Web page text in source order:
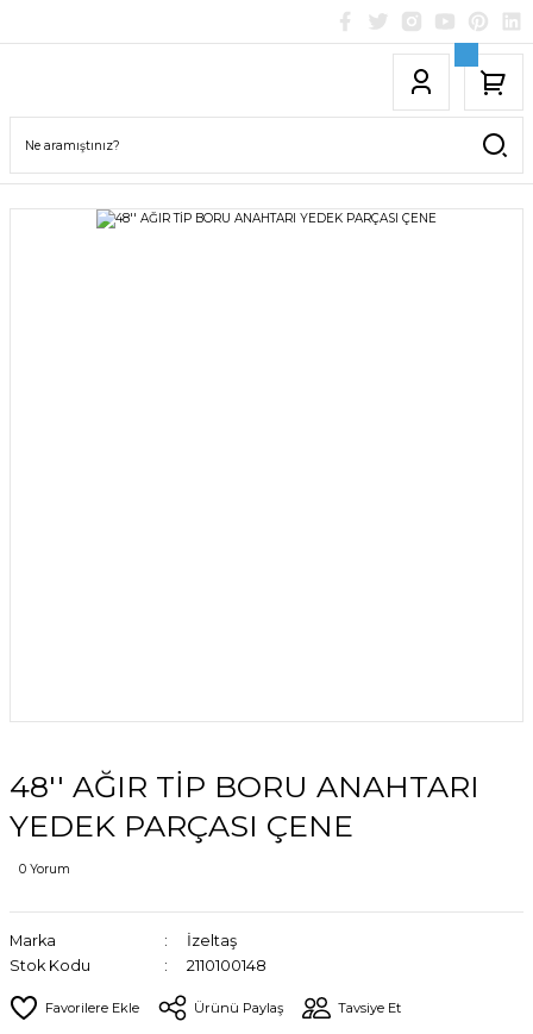
48'' AĞIR TİP BORU ANAHTARI
YEDEK PARÇASI ÇENE
0 Yorum
Marka
İzeltaş
Stok Kodu
2110100148
Ürünü Paylaş Tavsiye Et